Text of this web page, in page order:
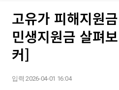
고유가 피해지원
민생지원금 살펴
커]
입력 2026-04-01 16:04